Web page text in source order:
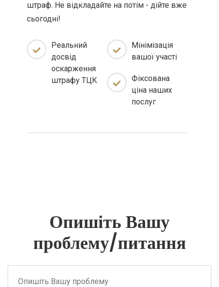
штраф. Не відкладайте на потім - дійте вже
сьогодні!
Реальний
досвід
оскарження
штрафу ТЦК
Мінімізація
вашої участі
Фіксована
ціна наших
послуг
Опишіть Вашу
проблему/питання